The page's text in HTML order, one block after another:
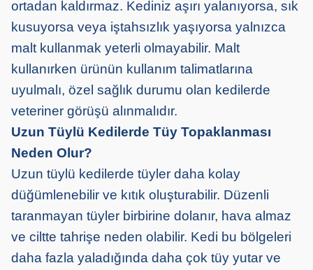
ortadan kaldırmaz. Kediniz aşırı yalanıyorsa, sık
kusuyorsa veya iştahsızlık yaşıyorsa yalnızca
malt kullanmak yeterli olmayabilir. Malt
kullanırken ürünün kullanım talimatlarına
uyulmalı, özel sağlık durumu olan kedilerde
veteriner görüşü alınmalıdır.
Uzun Tüylü Kedilerde Tüy Topaklanması
Neden Olur?
Uzun tüylü kedilerde tüyler daha kolay
düğümlenebilir ve kıtık oluşturabilir. Düzenli
taranmayan tüyler birbirine dolanır, hava almaz
ve ciltte tahrişe neden olabilir. Kedi bu bölgeleri
daha fazla yaladığında daha çok tüy yutar ve